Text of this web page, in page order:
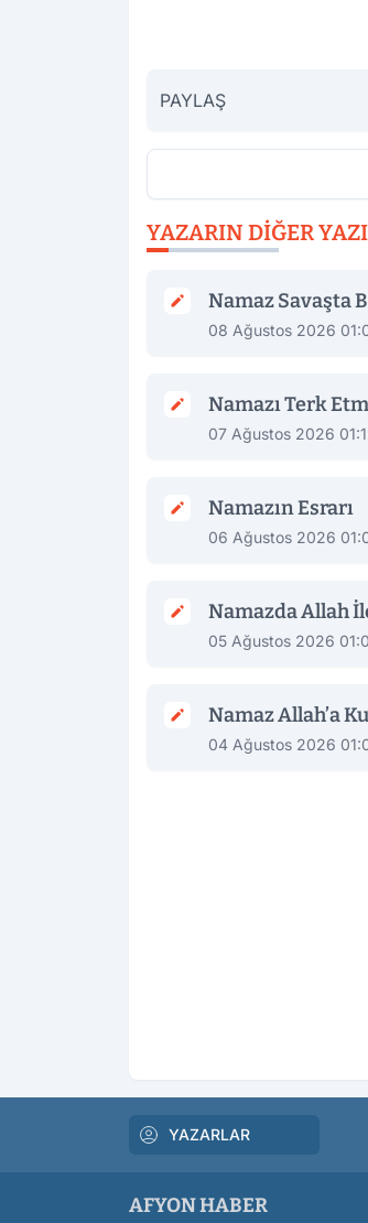
PAYLAŞ
YAZARIN DIĞER
Namaz Savaşta
08 Ağustos 2026
Namazı Terk
07 Ağustos 2026
Namazın Esrarı
06 Ağustos 2026
Namazda Allah
05 Ağustos 2026
Namaz Allah’a
04 Ağustos 2026
YAZARLAR
AFYON HABER